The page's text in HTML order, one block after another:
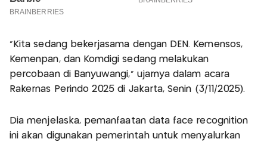
"Kita sedang bekerjasama dengan DEN. Kemensos,
Kemenpan, dan Komdigi sedang melakukan
percobaan di Banyuwangi," ujarnya dalam acara
Rakernas Perindo 2025 di Jakarta, Senin (3/11/2025).
Dia menjelaska, pemanfaatan data face recognition
ini akan digunakan pemerintah untuk menyalurkan